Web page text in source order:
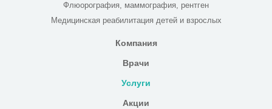
Флюорография, маммография, рентген
Медицинская реабилитация детей и взрослых
Компания
Врачи
Услуги
Акции